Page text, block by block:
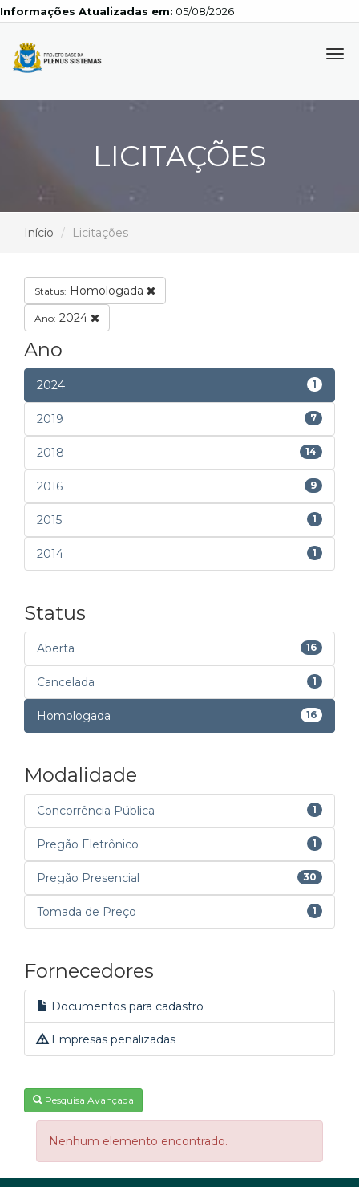
Atualizadas em: 05/08/2026
LICITAÇÕES
Início Licitações
Status: Homologada
Ano: 2024
Ano
2024 1
2019 7
2018 14
2016 9
2015 1
2014 1
Status
Aberta 16
Cancelada 1
Homologada 16
Modalidade
Concorrência Pública 1
Pregão Eletrônico 1
Pregão Presencial 30
Tomada de Preço 1
Fornecedores
Documentos para cadastro
Empresas penalizadas
Pesquisa Avançada
Nenhum elemento encontrado.